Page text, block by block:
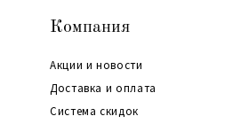
Компания
Акции и новости
Доставка и оплата
Система скидок